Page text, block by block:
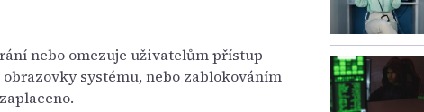
nebo omezuje uživatelům přístup
systému, nebo zablokováním